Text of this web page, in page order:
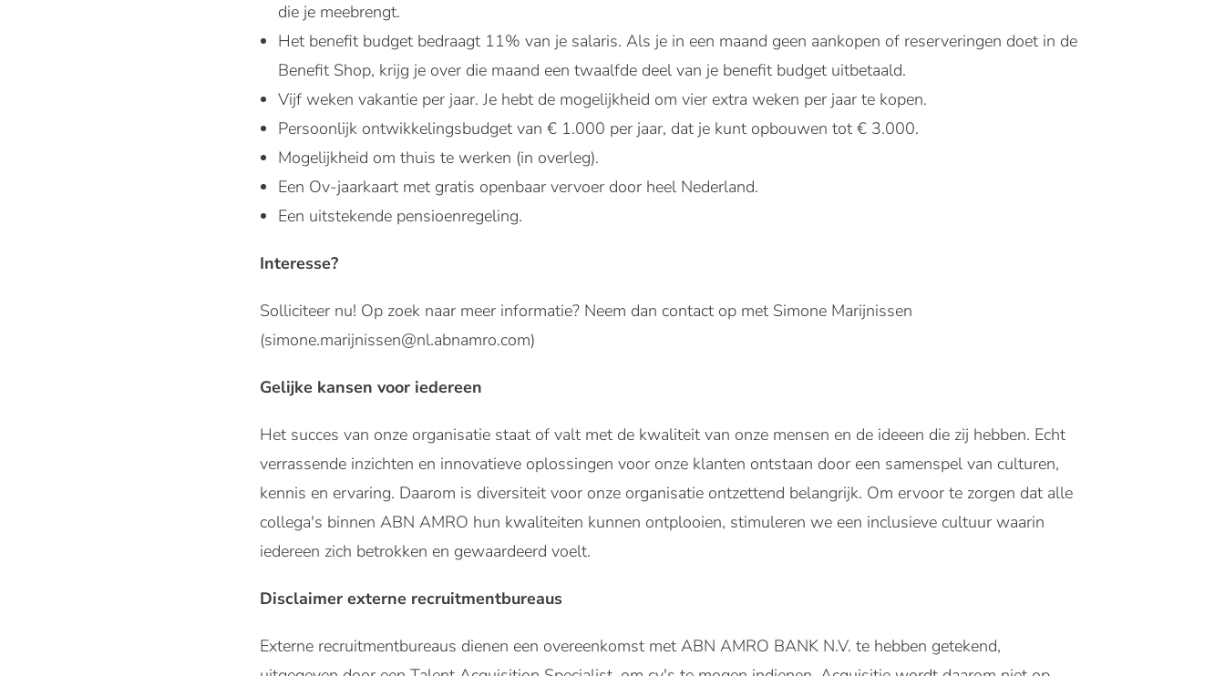
die je meebrengt.
Het benefit budget bedraagt 11% van je salaris. Als je in een maand geen aankopen of reserveringen doet in de
Benefit Shop, krijg je over die maand een twaalfde deel van je benefit budget uitbetaald.
Vijf weken vakantie per jaar. Je hebt de mogelijkheid om vier extra weken per jaar te kopen.
Persoonlijk ontwikkelingsbudget van € 1.000 per jaar, dat je kunt opbouwen tot € 3.000.
Mogelijkheid om thuis te werken (in overleg).
Een Ov-jaarkaart met gratis openbaar vervoer door heel Nederland.
Een uitstekende pensioenregeling.
Interesse?
Solliciteer nu! Op zoek naar meer informatie? Neem dan contact op met Simone Marijnissen
(simone.marijnissen@nl.abnamro.com)
Gelijke kansen voor iedereen
Het succes van onze organisatie staat of valt met de kwaliteit van onze mensen en de ideeen die zij hebben. Echt
verrassende inzichten en innovatieve oplossingen voor onze klanten ontstaan door een samenspel van culturen,
kennis en ervaring. Daarom is diversiteit voor onze organisatie ontzettend belangrijk. Om ervoor te zorgen dat alle
collega's binnen ABN AMRO hun kwaliteiten kunnen ontplooien, stimuleren we een inclusieve cultuur waarin
iedereen zich betrokken en gewaardeerd voelt.
Disclaimer externe recruitmentbureaus
Externe recruitmentbureaus dienen een overeenkomst met ABN AMRO BANK N.V. te hebben getekend,